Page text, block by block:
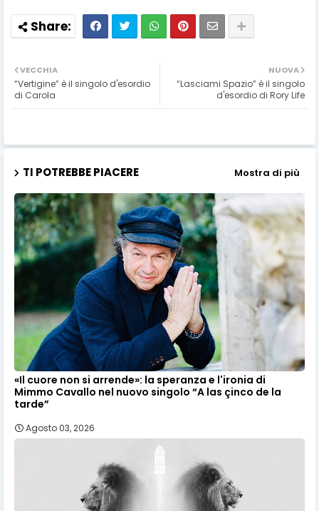
NUOVA
“Lasciami Spazio” è il singolo
d'esordio di Rory Life
VECCHIA
“Vertigine” è il singolo d'esordio
di Carola
TI POTREBBE PIACERE Mostra di più
«Il cuore non si arrende»: la speranza e l'ironia di
Mimmo Cavallo nel nuovo singolo “A las çinco de la
tarde”
Agosto 03, 2026